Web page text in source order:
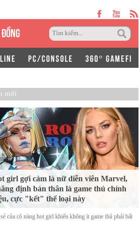
PC/CONSOLE 360° GAMEFI
mới
girl gợi cảm là nữ diễn viên Marvel,
định bản thân là game thủ chính
cực "kết" thể loại này
của cô nàng hot girl khiến không ít game thủ phải bất